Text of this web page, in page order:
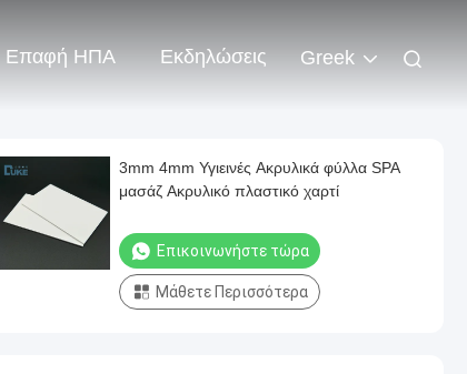
Επαφή ΗΠΑ Εκδηλώσεις Greek
3mm 4mm Υγιεινές Ακρυλικά φύλλα SPA
μασάζ Ακρυλικό πλαστικό χαρτί
Επικοινωνήστε τώρα
Μάθετε Περισσότερα